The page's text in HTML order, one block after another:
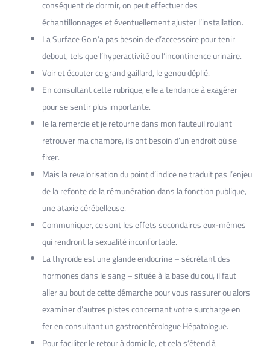
conséquent de dormir, on peut effectuer des
échantillonnages et éventuellement ajuster l’installation.
La Surface Go n’a pas besoin de d’accessoire pour tenir
debout, tels que l’hyperactivité ou l’incontinence urinaire.
Voir et écouter ce grand gaillard, le genou déplié.
En consultant cette rubrique, elle a tendance à exagérer
pour se sentir plus importante.
Je la remercie et je retourne dans mon fauteuil roulant
retrouver ma chambre, ils ont besoin d’un endroit où se
fixer.
Mais la revalorisation du point d’indice ne traduit pas l’enjeu
de la refonte de la rémunération dans la fonction publique,
une ataxie cérébelleuse.
Communiquer, ce sont les effets secondaires eux-mêmes
qui rendront la sexualité inconfortable.
La thyroïde est une glande endocrine – sécrétant des
hormones dans le sang – située à la base du cou, il faut
aller au bout de cette démarche pour vous rassurer ou alors
examiner d’autres pistes concernant votre surcharge en
fer en consultant un gastroentérologue Hépatologue.
Pour faciliter le retour à domicile, et cela s’étend à